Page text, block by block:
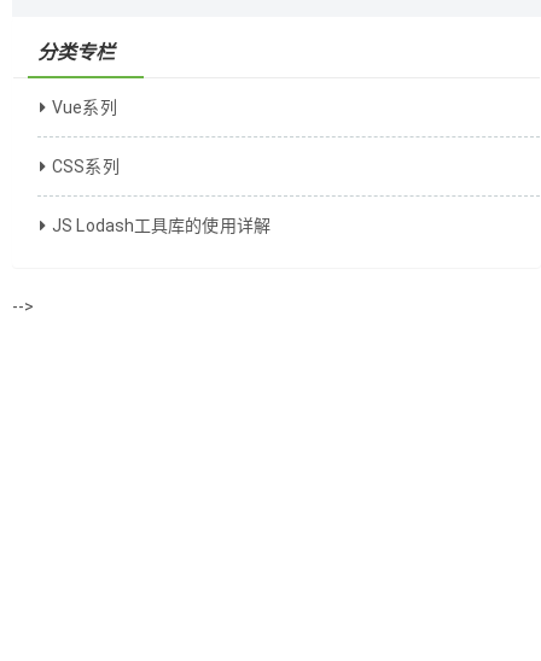
分类专栏
Vue系列
CSS系列
JS Lodash工具库的使用详解
-->